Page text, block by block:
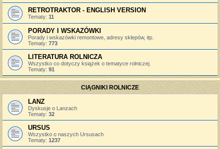
RETROTRAKTOR - ENGLISH VERSION
Tematy: 11
PORADY I WSKAZÓWKI
Porady i wskazówki remontowe, adresy sklepów, itp.
Tematy: 773
LITERATURA ROLNICZA
Wszystko co dotyczy książek o tematyce rolniczej.
Tematy: 91
CIĄGNIKI ROLNICZE
LANZ
Dyskusje o Lanzach
Tematy: 32
URSUS
Wszystko o naszych Ursusach
Tematy: 1237